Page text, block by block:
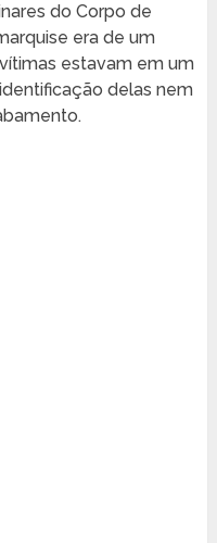
do Corpo de
era de um
estavam em um
delas nem